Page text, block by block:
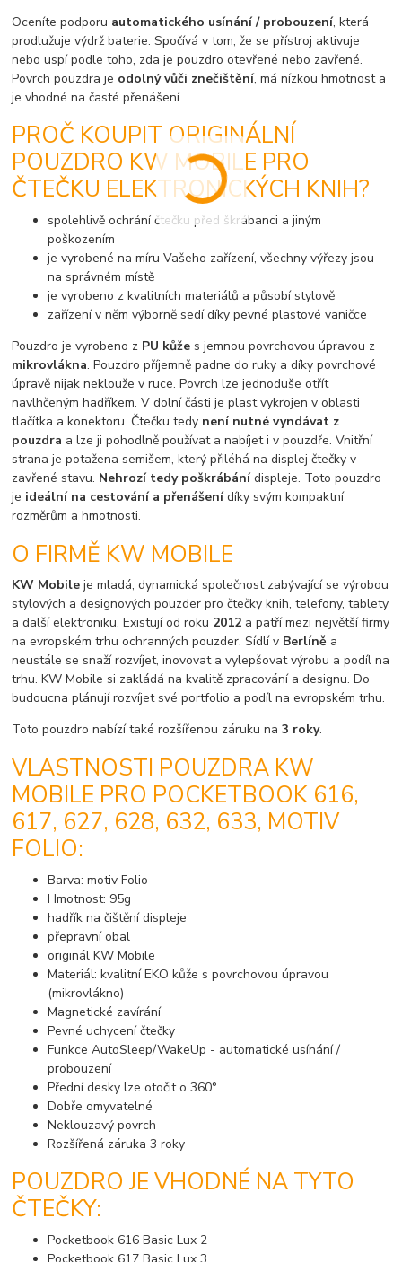
Oceníte podporu automatického usínání / probouzení, která
prodlužuje výdrž baterie. Spočívá v tom, že se přístroj aktivuje
nebo uspí podle toho, zda je pouzdro otevřené nebo zavřené.
Povrch pouzdra je odolný vůči znečištění, má nízkou hmotnost a
je vhodné na časté přenášení.
PROČ KOUPIT ORIGINÁLNÍ
POUZDRO KW MOBILE PRO
ČTEČKU ELEKTRONICKÝCH KNIH?
spolehlivě ochrání čtečku před škrábanci a jiným
poškozením
je vyrobené na míru Vašeho zařízení, všechny výřezy jsou
na správném místě
je vyrobeno z kvalitních materiálů a působí stylově
zařízení v něm výborně sedí díky pevné plastové vaničce
Pouzdro je vyrobeno z PU kůže s jemnou povrchovou úpravou z
mikrovlákna. Pouzdro příjemně padne do ruky a díky povrchové
úpravě nijak neklouže v ruce. Povrch lze jednoduše otřít
navlhčeným hadříkem. V dolní části je plast vykrojen v oblasti
tlačítka a konektoru. Čtečku tedy není nutné vyndávat z
pouzdra a lze ji pohodlně používat a nabíjet i v pouzdře. Vnitřní
strana je potažena semišem, který přiléhá na displej čtečky v
zavřené stavu. Nehrozí tedy poškrábánídispleje. Toto pouzdro
je ideální na cestování a přenášenídíky svým kompaktní
rozměrům a hmotnosti.
O FIRMĚ KW MOBILE
KW Mobile je mladá, dynamická společnost zabývající se výrobou
stylových a designových pouzder pro čtečky knih, telefony, tablety
a další elektroniku. Existují od roku 2012 a patří mezi největší firmy
na evropském trhu ochranných pouzder. Sídlí v Berlíně a
neustále se snaží rozvíjet, inovovat a vylepšovat výrobu a podíl na
trhu. KW Mobile si zakládá na kvalitě zpracování a designu. Do
budoucna plánují rozvíjet své portfolio a podíl na evropském trhu.
Toto pouzdro nabízí také rozšířenou záruku na3 roky.
VLASTNOSTI POUZDRA KW
MOBILE PRO POCKETBOOK 616,
617, 627, 628, 632, 633, MOTIV
FOLIO:
Barva: motiv Folio
Hmotnost: 95g
hadřík na čištění displeje
přepravní obal
originál KW Mobile
Materiál: kvalitní EKO kůže s povrchovou úpravou
(mikrovlákno)
Magnetické zavírání
Pevné uchycení čtečky
Funkce AutoSleep/WakeUp - automatické usínání /
probouzení
Přední desky lze otočit o 360°
Dobře omyvatelné
Neklouzavý povrch
Rozšířená záruka 3 roky
POUZDRO JE VHODNÉ NA TYTO
ČTEČKY:
Pocketbook 616 Basic Lux 2